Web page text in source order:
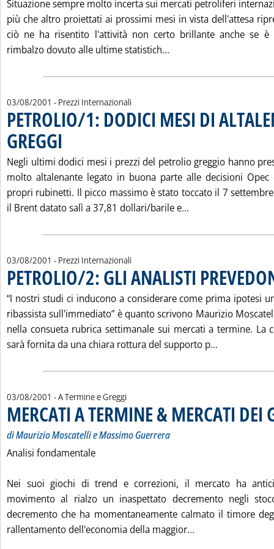
Situazione sempre molto incerta sui mercati petroliferi
più che altro proiettati ai prossimi mesi in vista dell'attesa
ciò ne ha risentito l'attività non certo brillante anche se è
rimbalzo dovuto alle ultime statistich...
03/08/2001 - Prezzi Internazionali
PETROLIO/1: DODICI MESI DI
GREGGI
Negli ultimi dodici mesi i prezzi del petrolio greggio hanno
molto altalenante legato in buona parte alle decisioni
propri rubinetti. Il picco massimo è stato toccato il 7
il Brent datato salì a 37,81 dollari/barile e...
03/08/2001 - Prezzi Internazionali
PETROLIO/2: GLI ANALISTI
“I nostri studi ci inducono a considerare come prima ipotesi
ribassista sull'immediato” è quanto scrivono Maurizio
nella consueta rubrica settimanale sui mercati a termine. La
sarà fornita da una chiara rottura del supporto p...
03/08/2001 - A Termine e Greggi
MERCATI A TERMINE & MERCATI DEI
di Maurizio Moscatelli e Massimo Guerrera
Analisi fondamentale
Nei suoi giochi di trend e correzioni, il mercato ha
movimento al rialzo un inaspettato decremento negli
decremento che ha momentaneamente calmato il timore
rallentamento dell'economia della maggior...